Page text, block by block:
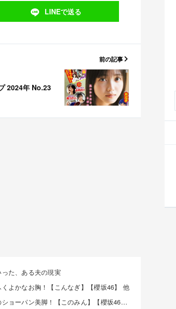
LINEで送る
前の記事
2024年 No.23
た、ある夫の現実
くよかなお胸！【こんなぎ】【櫻坂46】 他
【動画】浅井恋乃未のショーパン美脚！【このみん】【櫻坂46】 他